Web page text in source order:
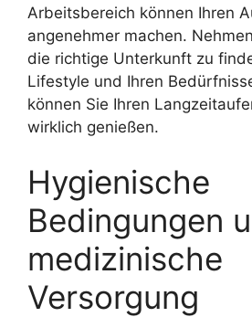
Arbeitsbereich können Ihren
angenehmer machen.
die richtige Unterkunft zu
Lifestyle und Ihren
können Sie Ihren
wirklich genießen.
Hygienische
Bedingungen
medizinische
Versorgung